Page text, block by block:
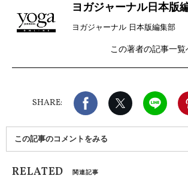
ヨガジャーナル日本版
ヨガジャーナル 日本版編集部
この著者の記事一覧
SHARE:
Facebook X（旧twitter
LINE
この記事のコメントをみる
RELATED 関連記事